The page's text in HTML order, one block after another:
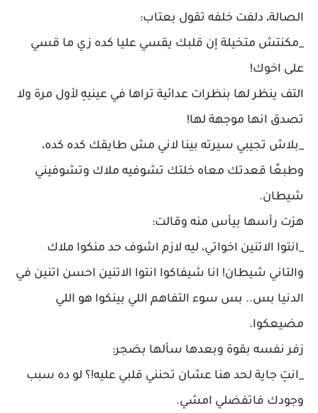
الصالة، دلفت خلفه تقول بعتاب:
_مكنتش متخيلة إن قلبك يقسي عليا كده زي ما قسي
على اخوك!
التف ينظر لها بنظرات عدائية تراها في عينيهِ لأول مرة ولا
تصدق انها موجهة لها!
_بلاش تجيبي سيرته بينا لاني مش طايقك كده كده،
وطبعًا قعدتك معاه خلتك تشوفيه ملاك وتشوفيني
شيطان.
هزت رأسها بيأس منه وقالت:
_انتوا الاتنين اخواتي، ليه لازم اشوف حد منكوا ملاك
والتاني شيطان! انا شيفاكوا انتوا الاتنين احسن اتنين في
الدنيا بس.. بس سوء التفاهم اللي بينكوا هو اللي
مضيعكوا.
زفر نفسه بقوة وبعدها سألها بضجر:
_انتِ جاية لحد هنا عشان تحنني قلبي عليه!؟ لو ده سبب
وجودك فاتفضلي امشي.